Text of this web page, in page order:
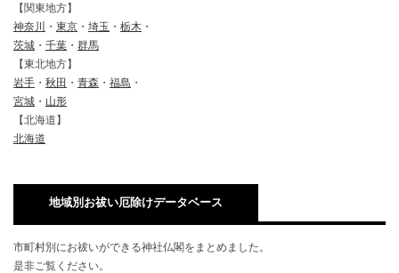
【関東地方】
神奈川
・ 東京 ・ 埼玉 ・ 栃木 ・
茨城 ・ 千葉 ・ 群馬
【東北地方】
岩手 ・ 秋田 ・ 青森 ・ 福島 ・
宮城 ・ 山形
【北海道】
北海道
地域別お祓い厄除けデータベース
市町村別にお祓いができる神社仏閣をまとめました。
是非ご覧ください。